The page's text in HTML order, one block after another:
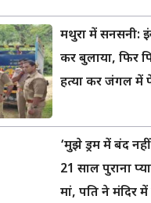
मथुरा में सनसनी:
कर बुलाया, फिर
हत्या कर जंगल में
‘मुझे ड्रम में बंद
21 साल पुराना
मां, पति ने मंदिर में